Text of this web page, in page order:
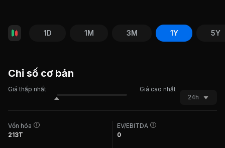
1D 1M 3M 1Y 5Y
Chỉ số cơ bản
Giá thấp nhất
Giá cao nhất
24h
Vốn hóa
213T
EV/EBITDA
0